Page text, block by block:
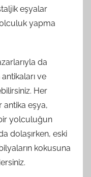
eşyalar
yapma
da
ve
Her
antika eşya,
yolculuğun
dolaşırken, eski
kokusuna